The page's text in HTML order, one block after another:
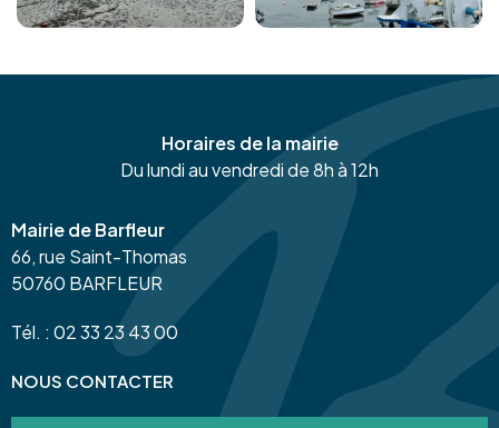
Horaires de la mairie
Du lundi au vendredi de 8h à 12h
Mairie de Barfleur
66, rue Saint-Thomas
50760 BARFLEUR
Tél. : 02 33 23 43 00
NOUS CONTACTER